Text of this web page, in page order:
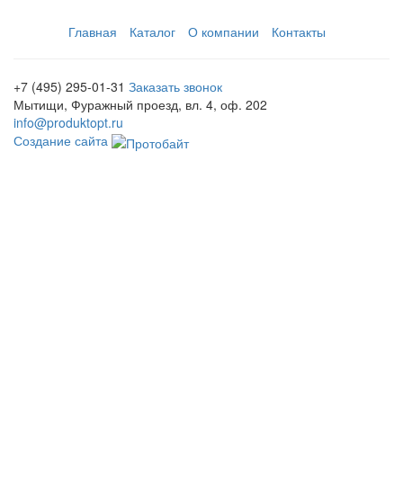
Главная Каталог О компании Контакты
+7 (495) 295-01-31 Заказать звонок
Мытищи, Фуражный проезд, вл. 4, оф. 202
info@produktopt.ru
Создание сайта